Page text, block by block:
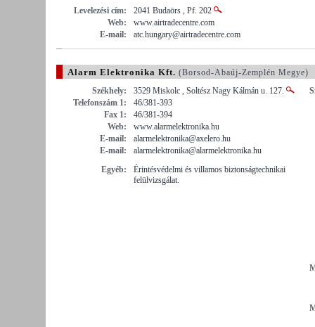
Levelezési cím:
2041 Budaörs , Pf. 202
Web:
www.airtradecentre.com
E-mail:
atc.hungary@airtradecentre.com
Alarm Elektronika Kft. (Borsod-Abaúj-Zemplén Megye)
Székhely:
3529 Miskolc , Soltész Nagy Kálmán u. 127.
Telefonszám 1:
46/381-393
Fax 1:
46/381-394
Web:
www.alarmelektronika.hu
E-mail:
alarmelektronika@axelero.hu
E-mail:
alarmelektronika@alarmelektronika.hu
Egyéb:
Érintésvédelmi és villamos biztonságtechnikai
felülvizsgálat.